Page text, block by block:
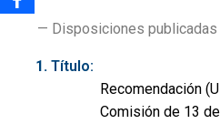
— Disposiciones publicadas
Título:
Recomendación
Comisión de 13